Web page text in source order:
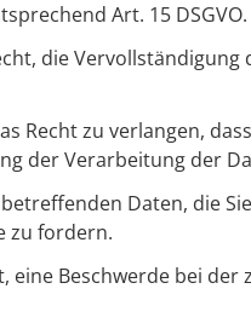
Art. 15 DSGVO.
die
Recht zu verlangen,
der Verarbeitung der
Daten, die
zu fordern.
eine Beschwerde bei